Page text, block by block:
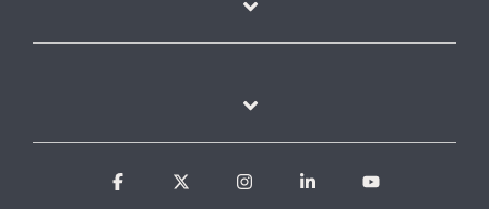
Facebook InstagramLinkedin